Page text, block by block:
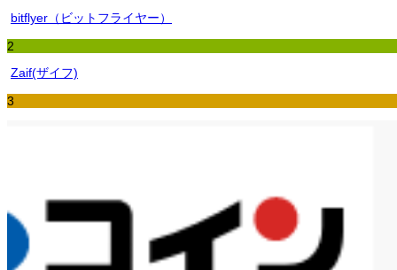
bitflyer（ビットフライヤー）
2
Zaif(ザイフ)
3